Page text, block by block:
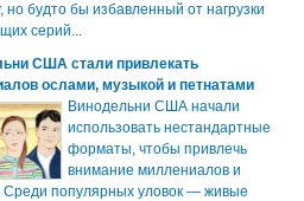
но будто бы избавленный от нагрузки
серий...
США стали привлекать
ослами, музыкой и петнатами
Винодельни США начали
использовать нестандартные
форматы, чтобы привлечь
внимание миллениалов и
Среди популярных уловок — живые